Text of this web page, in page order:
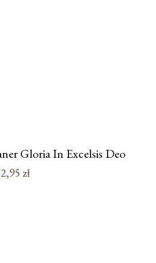
Gloria In Excelsis Deo
zł